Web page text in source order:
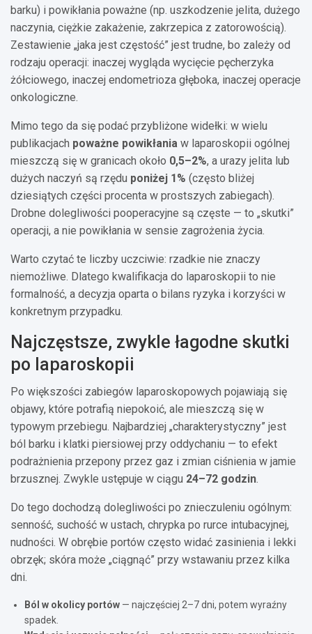
barku) i powikłania poważne (np. uszkodzenie jelita, dużego
naczynia, ciężkie zakażenie, zakrzepica z zatorowością).
Zestawienie „jaka jest częstość” jest trudne, bo zależy od
rodzaju operacji: inaczej wygląda wycięcie pęcherzyka
żółciowego, inaczej endometrioza głęboka, inaczej operacje
onkologiczne.
Mimo tego da się podać przybliżone widełki: w wielu
publikacjach poważne powikłania w laparoskopii ogólnej
mieszczą się w granicach około 0,5–2%, a urazy jelita lub
dużych naczyń są rzędu poniżej 1% (często bliżej
dziesiątych części procenta w prostszych zabiegach).
Drobne dolegliwości pooperacyjne są częste — to „skutki”
operacji, a nie powikłania w sensie zagrożenia życia.
Warto czytać te liczby uczciwie: rzadkie nie znaczy
niemożliwe. Dlatego kwalifikacja do laparoskopii to nie
formalność, a decyzja oparta o bilans ryzyka i korzyści w
konkretnym przypadku.
Najczęstsze, zwykle łagodne skutki
po laparoskopii
Po większości zabiegów laparoskopowych pojawiają się
objawy, które potrafią niepokoić, ale mieszczą się w
typowym przebiegu. Najbardziej „charakterystyczny” jest
ból barku i klatki piersiowej przy oddychaniu — to efekt
podrażnienia przepony przez gaz i zmian ciśnienia w jamie
brzusznej. Zwykle ustępuje w ciągu 24–72 godzin.
Do tego dochodzą dolegliwości po znieczuleniu ogólnym:
senność, suchość w ustach, chrypka po rurce intubacyjnej,
nudności. W obrębie portów często widać zasinienia i lekki
obrzęk; skóra może „ciągnąć” przy wstawaniu przez kilka
dni.
Ból w okolicy portów — najczęściej 2–7 dni, potem wyraźny
spadek.